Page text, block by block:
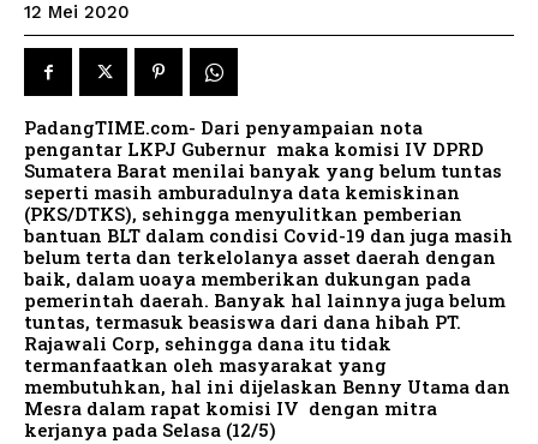
12 Mei 2020
PadangTIME.com- Dari penyampaian nota
pengantar LKPJ Gubernur maka komisi IV DPRD
Sumatera Barat menilai banyak yang belum tuntas
seperti masih amburadulnya data kemiskinan
(PKS/DTKS), sehingga menyulitkan pemberian
bantuan BLT dalam condisi Covid-19 dan juga masih
belum terta dan terkelolanya asset daerah dengan
baik, dalam uoaya memberikan dukungan pada
pemerintah daerah. Banyak hal lainnya juga belum
tuntas, termasuk beasiswa dari dana hibah PT.
Rajawali Corp, sehingga dana itu tidak
termanfaatkan oleh masyarakat yang
membutuhkan, hal ini dijelaskan Benny Utama dan
Mesra dalam rapat komisi IV dengan mitra
kerjanya pada Selasa (12/5)